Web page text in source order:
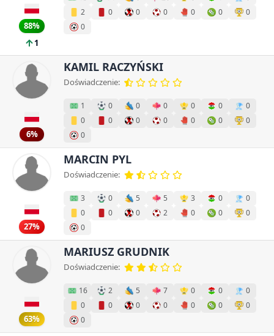
88%
1
2
0 0 0 0 0
0
0
6%
KAMIL RACZYŃSKI
Doświadczenie:
1 0 0 0 0 0
0
0
0 0 0 0 0
0
0
27%
MARCIN PYL
Doświadczenie:
3 0 5 5 3 0
0
0
0 0 2 0 0
0
0
63%
MARIUSZ GRUDNIK
Doświadczenie:
16 2 5 7 0 0
0
0
0 0 0 0 0
0
0